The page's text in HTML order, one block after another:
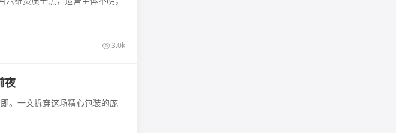
3.0k
夜
。一文拆穿这场精心包装的庞